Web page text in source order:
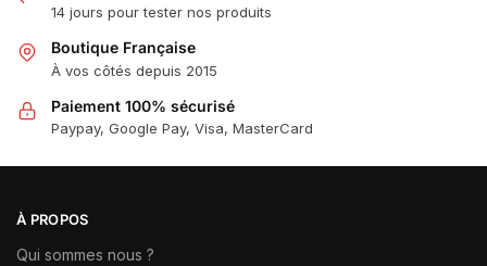
14 jours pour tester nos produits
Boutique Française
À vos côtés depuis 2015
Paiement 100% sécurisé
Paypay, Google Pay, Visa, MasterCard
À PROPOS
Qui sommes nous ?